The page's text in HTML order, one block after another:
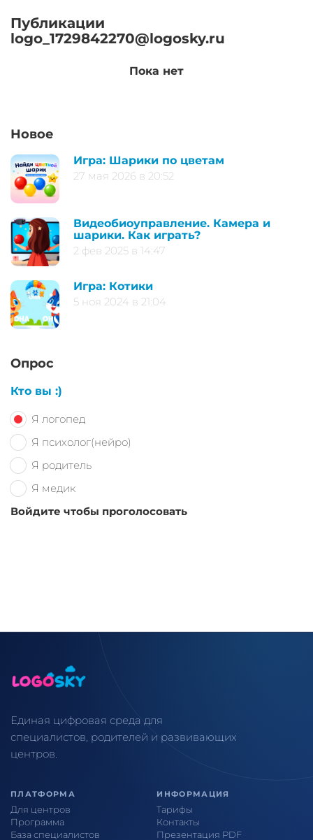
Публикации
logo_1729842270@logosky.ru
Пока нет
Новое
Игра: Шарики по цветам
27 мая 2026 в 20:52
Видеобиоуправление. Камера и
шарики. Как играть?
2 фев 2025 в 14:47
Игра: Котики
5 ноя 2024 в 21:04
Опрос
Кто вы :)
Я логопед
Я психолог(нейро)
Я родитель
Я медик
Войдите чтобы проголосовать
Единая цифровая среда для
специалистов, родителей и развивающих
центров.
ПЛАТФОРМА
Для центров
Программа
База специалистов
ИНФОРМАЦИЯ
Тарифы
Контакты
Презентация PDF